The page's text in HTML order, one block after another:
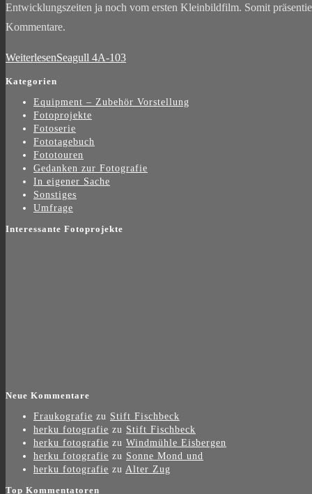
Entwicklungszeiten ja noch vom ersten Kleinbildfilm. Somit
Kommentare.
WeiterlesenSeagull 4A-103
Kategorien
Equipment – Zubehör Vorstellung
Fotoprojekte
Fotoserie
Fototagebuch
Fototouren
Gedanken zur Fotografie
In eigener Sache
Sonstiges
Umfrage
Interessante Fotoprojekte
Neue Kommentare
Fraukografie zu Stift Fischbeck
herku fotografie zu Stift Fischbeck
herku fotografie zu Windmühle Eisbergen
herku fotografie zu Sonne Mond und
herku fotografie zu Alter Zug
Top Kommentatoren